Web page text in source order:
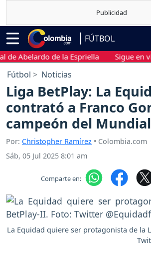
FÚTBOL
de la Espriella Sigue en vivo
Fútbol Noticias
Liga BetPlay: La
contrató a Franco
campeón del
Por: Christopher Ramírez • Colombia.com
Sáb, 05 Jul 2025 8:01 am
Comparte en:
La Equidad quiere ser protagonista de la